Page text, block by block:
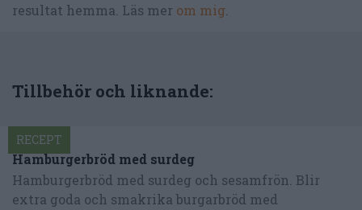
resultat hemma. Läs mer om mig
Tillbehör och liknande:
Hamburgerbröd med surdeg
Hamburgerbröd med surdeg och sesamfrön. Blir
extra goda och smakrika burgarbröd med
RECEPT